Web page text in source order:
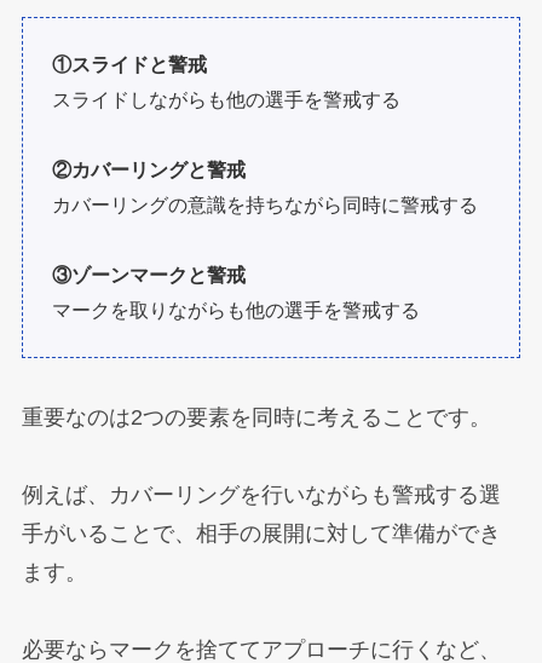
①スライドと警戒
スライドしながらも他の選手を警戒する
②カバーリングと警戒
カバーリングの意識を持ちながら同時に警戒する
③ゾーンマークと警戒
マークを取りながらも他の選手を警戒する
重要なのは2つの要素を同時に考えることです。
例えば、カバーリングを行いながらも警戒する選
手がいることで、相手の展開に対して準備ができ
ます。
必要ならマークを捨ててアプローチに行くなど、